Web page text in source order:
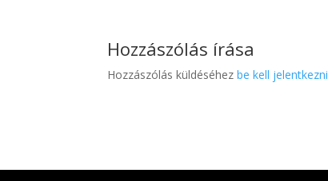
Hozzászólás írása
Hozzászólás küldéséhezbe kell jelentkezni